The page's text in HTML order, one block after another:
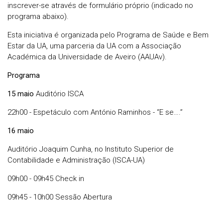
inscrever-se através de formulário próprio (indicado no
programa abaixo).
Esta iniciativa é organizada pelo Programa de Saúde e Bem
Estar da UA, uma parceria da UA com a Associação
Académica da Universidade de Aveiro (AAUAv).
Programa
15 maio Auditório ISCA
22h00 - Espetáculo com António Raminhos - “E se….”
16 maio
Auditório Joaquim Cunha, no Instituto Superior de
Contabilidade e Administração (ISCA-UA)
09h00 - 09h45 Check in
09h45 - 10h00 Sessão Abertura